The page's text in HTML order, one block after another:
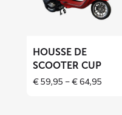
Housse
CUP
HOUSSE DE
SCOOTER CUP
€59,95 –€64,95